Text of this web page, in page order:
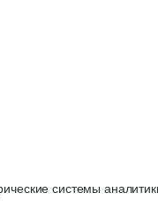
системы